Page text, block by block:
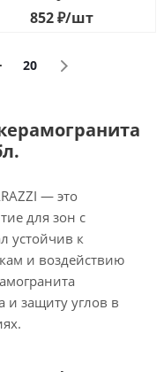
852₽/шт
20
— это
для зон с
устойчив к
и воздействию
и защиту углов в